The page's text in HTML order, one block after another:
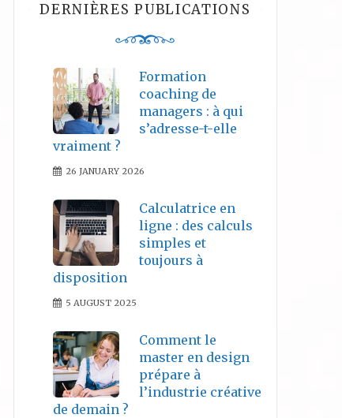
DERNIÈRES PUBLICATIONS
Formation
coaching de
managers : à qui
s’adresse-t-elle
vraiment ?
26 JANUARY 2026
Calculatrice en
ligne : des calculs
simples et
toujours à
disposition
5 AUGUST 2025
Comment le
master en design
prépare à
l’industrie créative
de demain ?